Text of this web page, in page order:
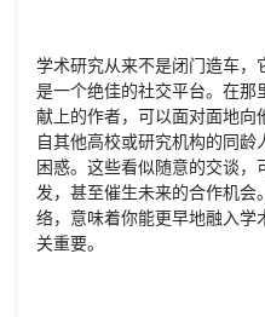
学术研究从来不是闭门造车，
是一个绝佳的社交平台。在那
献上的作者，可以面对面地向
自其他高校或研究机构的同
困惑。这些看似随意的交谈
发，甚至催生未来的合作机会
络，意味着你能更早地融入学
关重要。